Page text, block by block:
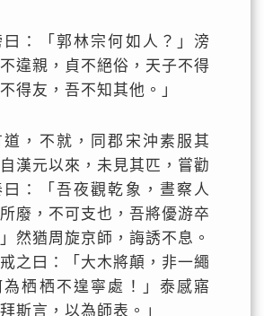
曰：「郭林宗何如人？」滂
違親，貞不絕俗，天子不得
得友，吾不知其他。」
，不就，同郡宋沖素服其
漢元以來，未見其匹，嘗勸
曰：「吾夜觀乾象，晝察人
廢，不可支也，吾將優游卒
然猶周旋京師，誨誘不息。
之曰：「大木將顛，非一繩
為栖栖不遑寧處！」泰感寤
斯言，以為師表。」